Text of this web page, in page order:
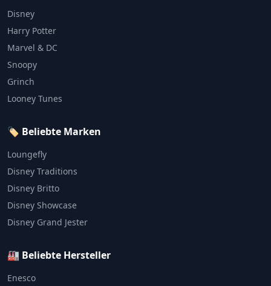
Disney
Harry Potter
Marvel & DC
Snoopy
Grinch
Looney Tunes
🏷️ Beliebte Marken
Loungefly
Disney Traditions
Disney Britto
Disney Showcase
Disney Grand Jester
🏭 Beliebte Hersteller
Enesco